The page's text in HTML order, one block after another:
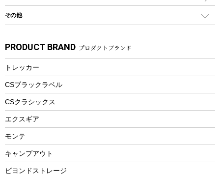
バーベキューツール
カトラリー
マグカップ、カップ
ステンレスボトル
フードボトル
トレー
ランチョンマット
ランチボックス
その他アウトドア雑貨
スプレー関係
ツール、他
パドル
ヘルメット
エアーポンプ
アクセサリー
シティサイクル
自転車ウェア
ラッシュガード
パラソル
フローティングベスト
ヘルメット
エアーポンプ
ビーチテント
ウィンター
スノーシュー
防寒ウェア
その他
湯たんぽ
防災用品
PRODUCT BRAND プロダクトブランド
トレッカー
CSブラックラベル
CSクラシックス
エクスギア
モンテ
キャンプアウト
ビヨンドストレージ